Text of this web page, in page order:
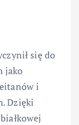
się do
jako
i
Dzięki